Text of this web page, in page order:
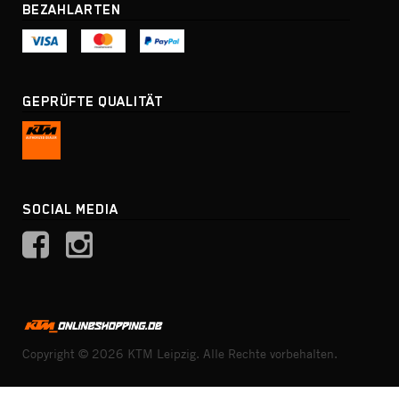
BEZAHLARTEN
GEPRÜFTE QUALITÄT
SOCIAL MEDIA
Copyright © 2026 KTM Leipzig. Alle Rechte vorbehalten.